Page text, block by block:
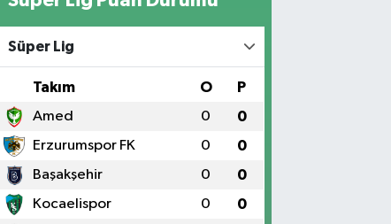
Süper Lig
Takım O P
Amed 0 0
Erzurumspor FK 0 0
Başakşehir 0 0
Kocaelispor 0 0